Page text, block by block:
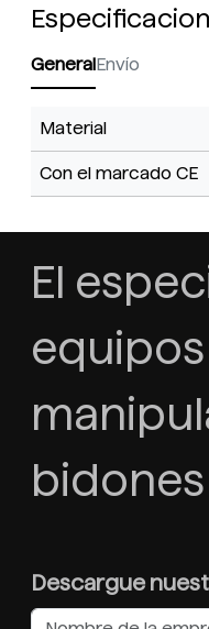
GeneralEnvío
Material
Con el marcado CE
El
bidones
Descargue